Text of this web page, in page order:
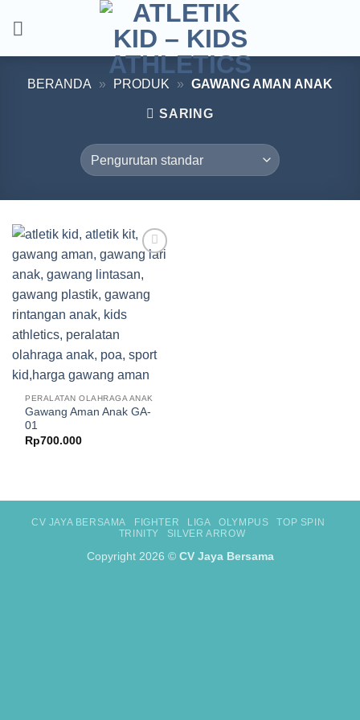
BERANDA » PRODUK » GAWANG AMAN ANAK
SARING
wishlist
PERALATAN OLAHRAGA ANAK
Gawang Aman Anak GA-
01
Rp700.000
CV JAYA BERSAMA FIGHTER LIGA OLYMPUS
TOP SPIN
TRINITY
SILVER ARROW
Copyright 2026 © CV Jaya Bersama